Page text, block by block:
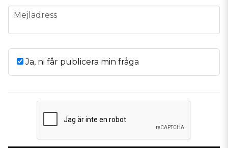
email
Mejladress
Ja, ni får publicera min fråga